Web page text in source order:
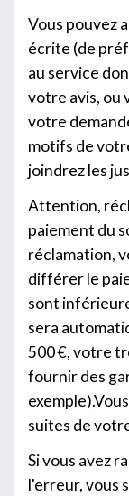
Vous pouvez
écrite (de
au service
votre avis, ou
votre
motifs de
joindrez les
Attention,
paiement du
réclamation,
différer le
sont
sera
500 €, votre
fournir des
suites de
Si vous avez
l'erreur, vous